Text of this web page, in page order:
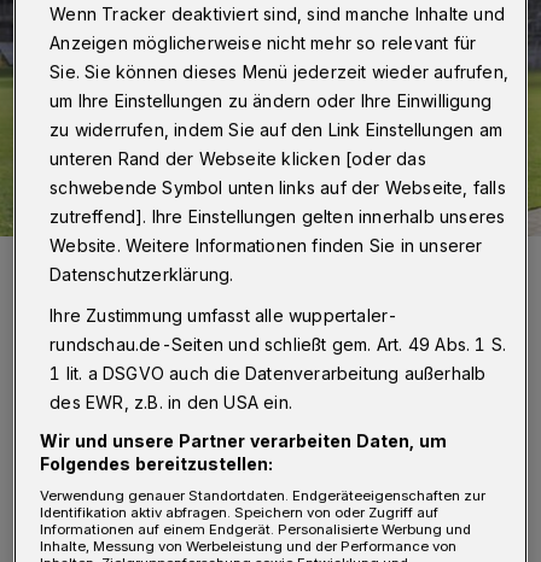
Foto: Dirk Freund
Von Jörn Koldehoff
A llen voran schritt Nationaltrainer Matjaz
Kek, der naturgemäß vor allem den
Wenn Tracker deaktiviert sind, sind manche Inhalte und
Anzeigen möglicherweise nicht mehr so relevant für
Sie. Sie können dieses Menü jederzeit wieder aufrufen,
um Ihre Einstellungen zu ändern oder Ihre Einwilligung
zu widerrufen, indem Sie auf den Link Einstellungen am
unteren Rand der Webseite klicken [oder das
schwebende Symbol unten links auf der Webseite, falls
zutreffend]. Ihre Einstellungen gelten innerhalb unseres
Website. Weitere Informationen finden Sie in unserer
Datenschutzerklärung.
Ihre Zustimmung umfasst alle wuppertaler-
rundschau.de-Seiten und schließt gem. Art. 49 Abs. 1 S.
1 lit. a DSGVO auch die Datenverarbeitung außerhalb
des EWR, z.B. in den USA ein.
Wir und unsere Partner verarbeiten Daten, um
Folgendes bereitzustellen:
Verwendung genauer Standortdaten. Endgeräteeigenschaften zur
Identifikation aktiv abfragen. Speichern von oder Zugriff auf
Informationen auf einem Endgerät. Personalisierte Werbung und
Inhalte, Messung von Werbeleistung und der Performance von